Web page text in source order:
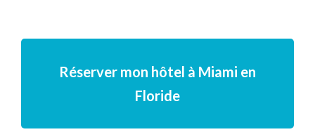
Réserver mon hôtel à Miami en
Floride